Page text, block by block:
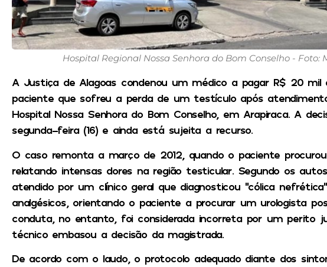
Hospital Regional Nossa Senhora do Bom Conselho - Foto:
A Justiça de Alagoas condenou um médico a pagar R$ 20 mil
paciente que sofreu a perda de um testículo após
Hospital Nossa Senhora do Bom Conselho, em Arapiraca. A
segunda-feira (16) e ainda está sujeita a recurso.
O caso remonta a março de 2012, quando o paciente
relatando intensas dores na região testicular. Segundo os
atendido por um clínico geral que diagnosticou “cólica
analgésicos, orientando o paciente a procurar um urologista
conduta, no entanto, foi considerada incorreta por um perito
técnico embasou a decisão da magistrada.
De acordo com o laudo, o protocolo adequado diante dos